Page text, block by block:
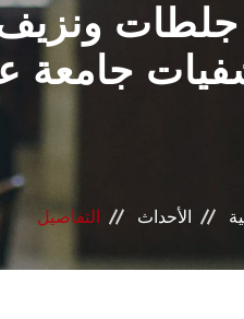
جلطات
الأحداث التفاصيل